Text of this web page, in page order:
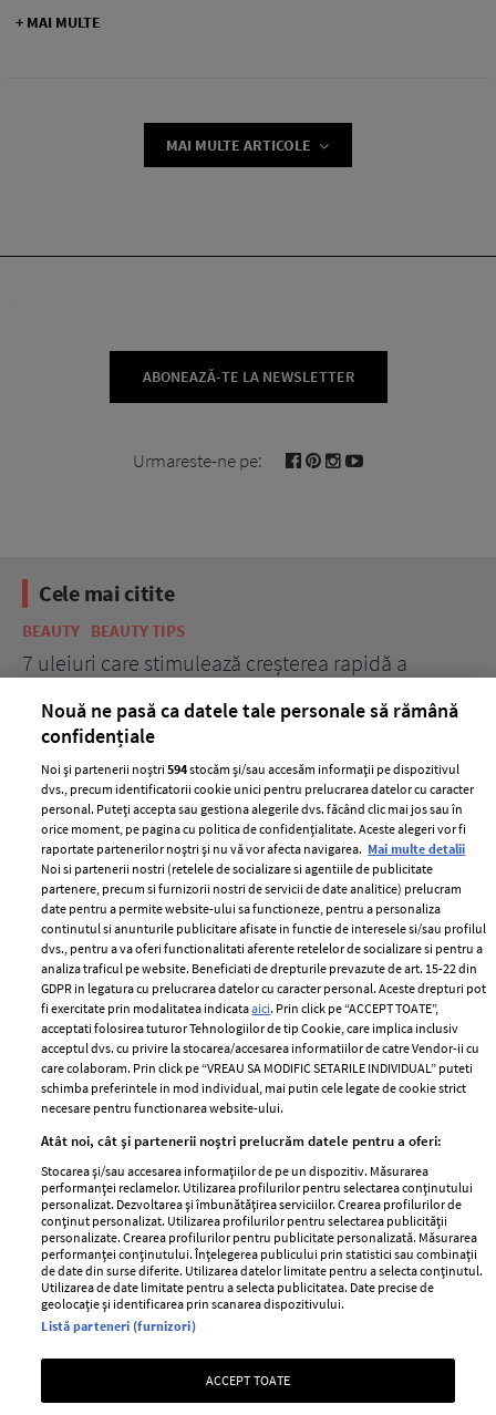
+ MAI MULTE
MAI MULTE ARTICOLE
ABONEAZĂ-TE LA NEWSLETTER
Urmareste-ne pe:
Cele mai citite
BEAUTY BEAUTY TIPS
7 uleiuri care stimulează creșterea rapidă a
ELLE Style Awards
2024
Despre ELLE
Romania
Contact
Abonamente
Termeni si conditii
Politica de
confidențialitate
Politica de cookies
Publicitate
GSP
Unica
Baby
Retete
femei
Viva
Avantaje
Retete practice
Pariază responsabil! Decizia ONJN nr. 821/25.09.2025.
Jocurile de noroc sunt interzise minorilor.
Nouă ne pasă ca datele tale personale să rămână
confidențiale
Noi și partenerii noștri594stocăm și/sau accesăm informații pe dispozitivul
dvs., precum identificatorii cookie unici pentru prelucrarea datelor cu caracter
personal. Puteți accepta sau gestiona alegerile dvs. făcând clic mai jos sau în
orice moment, pe pagina cu politica de confidențialitate. Aceste alegeri vor fi
raportate partenerilor noștri și nu vă vor afecta navigarea. Mai multe detalii
Noi si partenerii nostri (retelele de socializare si agentiile de publicitate
partenere, precum si furnizorii nostri de servicii de date analitice) prelucram
date pentru a permite website-ului sa functioneze, pentru a personaliza
continutul si anunturile publicitare afisate in functie de interesele si/sau profilul
dvs., pentru a va oferi functionalitati aferente retelelor de socializare si pentru a
analiza traficul pe website. Beneficiati de drepturile prevazute de art. 15-22 din
GDPR in legatura cu prelucrarea datelor cu caracter personal. Aceste drepturi pot
fi exercitate prin modalitatea indicataaici. Prin click pe “ACCEPT TOATE”,
acceptati folosirea tuturor Tehnologiilor de tip Cookie, care implica inclusiv
acceptul dvs. cu privire la stocarea/accesarea informatiilor de catre Vendor-ii cu
care colaboram. Prin click pe “VREAU SA MODIFIC SETARILE INDIVIDUAL” puteti
schimba preferintele in mod individual, mai putin cele legate de cookie strict
necesare pentru functionarea website-ului.
Atât noi, cât și partenerii noștri prelucrăm datele pentru a oferi:
Stocarea și/sau accesarea informațiilor de pe un dispozitiv. Măsurarea
performanței reclamelor. Utilizarea profilurilor pentru selectarea conținutului
personalizat. Dezvoltarea și îmbunătățirea serviciilor. Crearea profilurilor de
conținut personalizat. Utilizarea profilurilor pentru selectarea publicității
personalizate. Crearea profilurilor pentru publicitate personalizată. Măsurarea
performanței conținutului. Înțelegerea publicului prin statistici sau combinații
de date din surse diferite. Utilizarea datelor limitate pentru a selecta conținutul.
Utilizarea de date limitate pentru a selecta publicitatea. Date precise de
geolocație și identificarea prin scanarea dispozitivului.
Listă parteneri (furnizori)
ACCEPT TOATE